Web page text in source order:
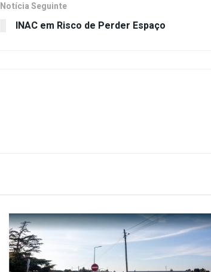
Notícia Seguinte
INAC em Risco de Perder Espaço